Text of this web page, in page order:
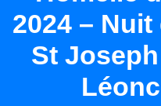
2024 –
St